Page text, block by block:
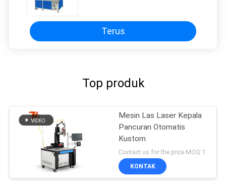
Terus
Top produk
Mesin Las Laser Kepala
Pancuran Otomatis
Kustom
Contact us for the price MOQ:1
KONTAK